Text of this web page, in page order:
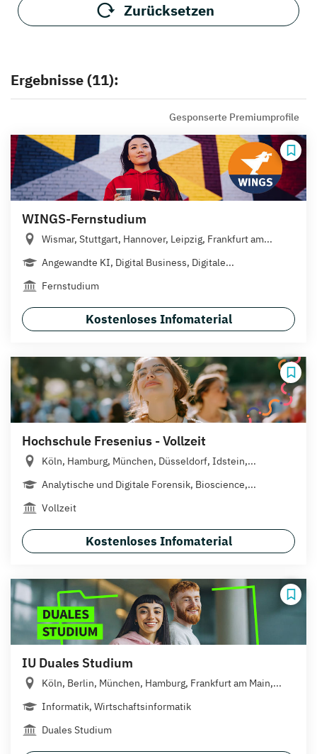
Zurücksetzen
Ergebnisse (11):
Gesponserte Premiumprofile
WINGS-Fernstudium
Wismar, Stuttgart, Hannover, Leipzig, Frankfurt am...
Angewandte KI, Digital Business, Digitale...
Fernstudium
Kostenloses Infomaterial
Hochschule Fresenius - Vollzeit
Köln, Hamburg, München, Düsseldorf, Idstein,...
Analytische und Digitale Forensik, Bioscience,...
Vollzeit
Kostenloses Infomaterial
IU Duales Studium
Köln, Berlin, München, Hamburg, Frankfurt am Main,...
Informatik, Wirtschaftsinformatik
Duales Studium